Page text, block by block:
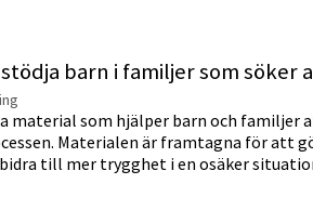
barn i familjer som söker
material som hjälper barn och familjer
Materialen är framtagna för att
till mer trygghet i en osäker